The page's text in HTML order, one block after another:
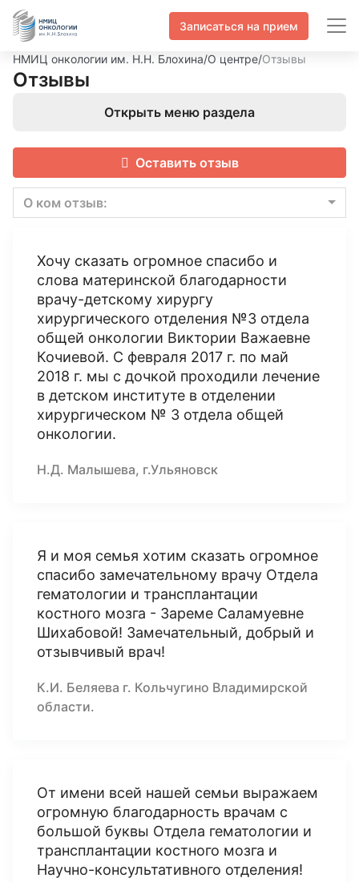
Записаться на прием
НМИЦ онкологии им. Н.Н. Блохина/О центре/Отзывы
Отзывы
Открыть меню раздела
Оставить отзыв
О ком отзыв:
Хочу сказать огромное спасибо и
слова материнской благодарности
врачу-детскому хирургу
хирургического отделения №3 отдела
общей онкологии Виктории Важаевне
Кочиевой. С февраля 2017 г. по май
2018 г. мы с дочкой проходили лечение
в детском институте в отделении
хирургическом № 3 отдела общей
онкологии.
Н.Д. Малышева, г.Ульяновск
Я и моя семья хотим сказать огромное
спасибо замечательному врачу Отдела
гематологии и трансплантации
костного мозга - Зареме Саламуевне
Шихабовой! Замечательный, добрый и
отзывчивый врач!
К.И. Беляева г. Кольчугино Владимирской
области.
От имени всей нашей семьи выражаем
огромную благодарность врачам с
большой буквы Отдела гематологии и
трансплантации костного мозга и
Научно-консультативного отделения!